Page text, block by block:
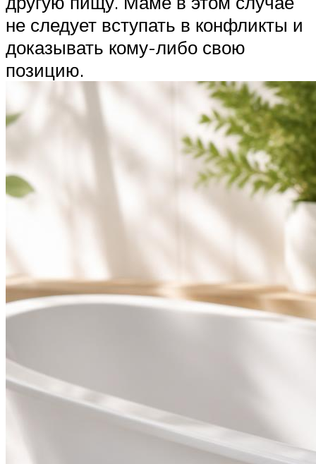
не следует вступать в конфликты и
доказывать кому-либо свою
позицию.